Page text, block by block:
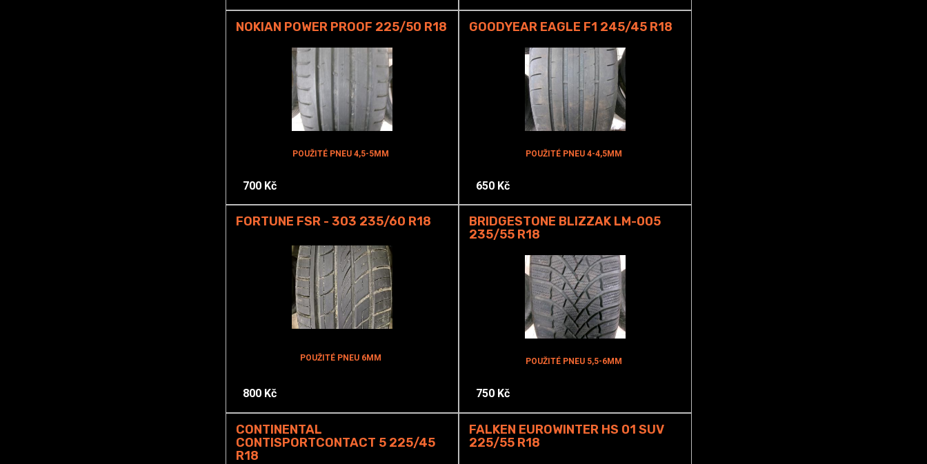
NOKIAN POWER PROOF 225/50 R18
POUŽITÉ PNEU 4,5-5MM
700 Kč
GOODYEAR EAGLE F1 245/45 R18
POUŽITÉ PNEU 4-4,5MM
650 Kč
FORTUNE FSR - 303 235/60 R18
POUŽITÉ PNEU 6MM
800 Kč
BRIDGESTONE BLIZZAK LM-005
235/55 R18
POUŽITÉ PNEU 5,5-6MM
750 Kč
CONTINENTAL
CONTISPORTCONTACT 5 225/45
R18
FALKEN EUROWINTER HS 01 SUV
225/55 R18